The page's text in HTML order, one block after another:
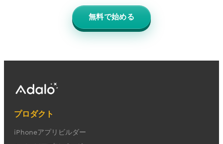
無料で始める
プロダクト
iPhoneアプリビルダー